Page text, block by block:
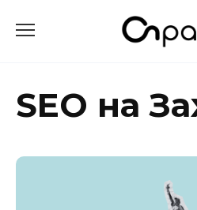
до
SEO на